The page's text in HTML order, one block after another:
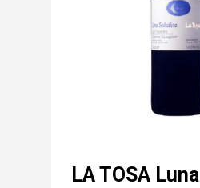
LA TOSA Luna